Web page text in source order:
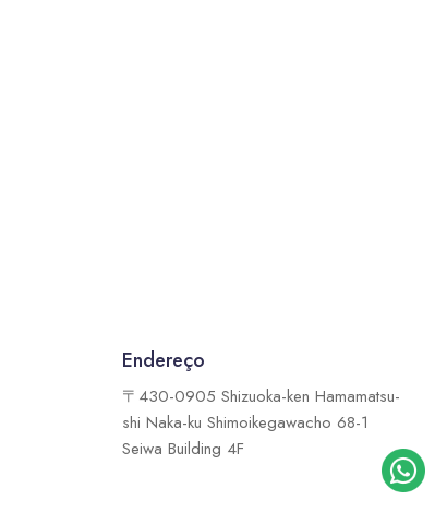
Endereço
〒430-0905 Shizuoka-ken Hamamatsu-
shi Naka-ku Shimoikegawacho 68-1
Seiwa Building 4F